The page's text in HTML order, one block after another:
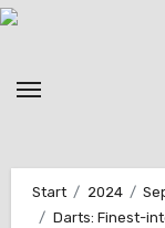
Zum
Start 2024
Darts: Finest-